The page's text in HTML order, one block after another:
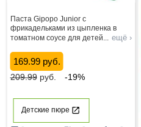
Паста Gipopo Junior с
фрикадельками из цыпленка в
томатном соусе для детей
ещё ›
169.99 руб.
209.99руб. -19%
Детские пюре